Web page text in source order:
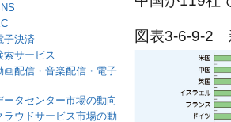
図表3-6-9-2
決済
サービス
配信・音楽配信・電子
タセンター市場の動向
ウドサービス市場の動